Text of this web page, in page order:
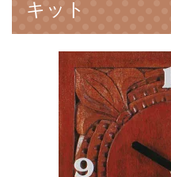
キット